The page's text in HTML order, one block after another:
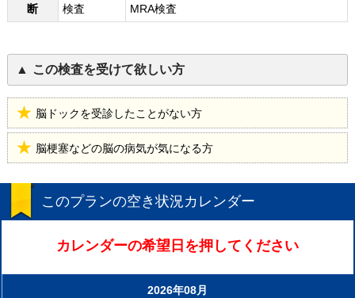
断
検査
MRA検査
この検査を受けて欲しい方
脳ドックを受診したことがない方
脳梗塞などの脳の病気が気になる方
このプランの空き状況カレンダー
カレンダーの希望日を押してください
2026年08月